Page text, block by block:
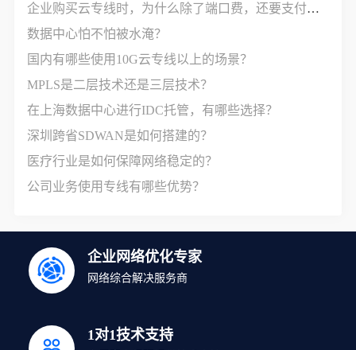
企业购买云专线时，为什么除了端口费，还要支付接入费？
数据中心怕不怕被水淹？
国内有哪些使用10G云专线以上的场景？
MPLS是二层技术还是三层技术？
在上海数据中心进行IDC托管，有哪些选择？
深圳跨省SDWAN是如何搭建的？
医疗行业是如何保障网络稳定的？
公司业务使用专线有哪些优势？
企业网络优化专家
网络综合解决服务商
1对1技术支持